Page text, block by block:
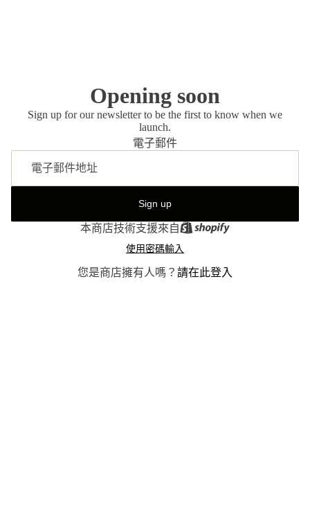
Opening soon
Sign up for our newsletter to be the first to know when we
launch.
電子郵件
Sign up
本商店技術支援來自
使用密碼輸入
您是商店擁有人嗎？ 請在此登入